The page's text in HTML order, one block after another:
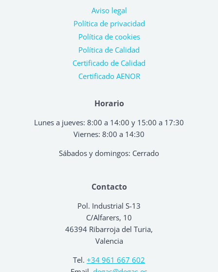
Contacto
Pol. Industrial S-13
C/Alfarers, 10
46394 Ribarroja del Turia,
Valencia
Tel. +34 961 667 602
Horario
Lunes a jueves: 8:00 a 14:00 y 15:00 a 17:30
Viernes: 8:00 a 14:30
Sábados y domingos: Cerrado
Aviso legal
Política de privacidad
Política de cookies
Política de Calidad
Certificado de Calidad
Certificado AENOR